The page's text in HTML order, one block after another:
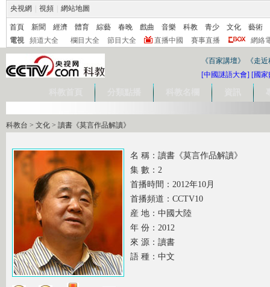
央視網 視頻 網站地圖
首頁 新聞 經濟 體育 綜藝 春晚 戲曲 音樂 科教 青少 文化
藝術
電視
頻道大全 欄目大全 節目大全 直播中國 賽事直播 網絡
《百家講壇》
《走
[中國謎語大會] [國家
科教台 > 文化 > 讀書《莫言作品解讀》
名 稱：讀書《莫言作品解讀》
集 數：2
首播時間：2012年10月
首播頻道：CCTV10
産 地：中國大陸
年 份：2012
來 源：讀書
語 種：中文